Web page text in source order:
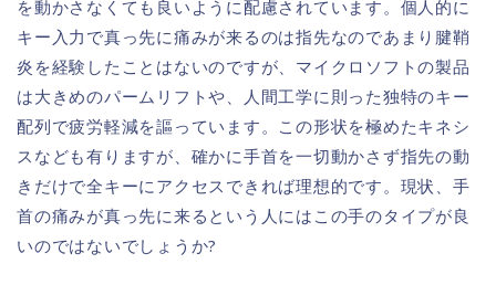
を動かさなくても良いように配慮されています。個人的に
キー入力で真っ先に痛みが来るのは指先なのであまり腱鞘
炎を経験したことはないのですが、マイクロソフトの製品
は大きめのパームリフトや、人間工学に則った独特のキー
配列で疲労軽減を謳っています。この形状を極めたキネシ
スなども有りますが、確かに手首を一切動かさず指先の動
きだけで全キーにアクセスできれば理想的です。現状、手
首の痛みが真っ先に来るという人にはこの手のタイプが良
いのではないでしょうか?